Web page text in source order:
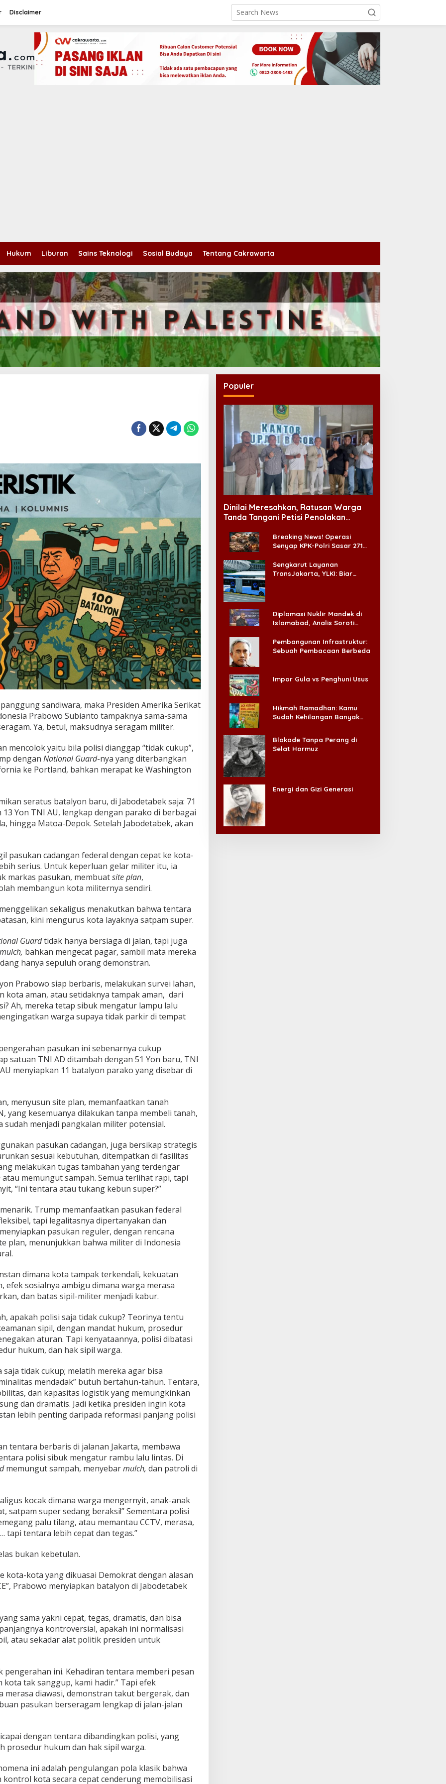
Disclaimer
Hukum Liburan Sains Teknologi Sosial Budaya Tentang Cakrawarta
sandiwara, maka Presiden Amerika Serikat
Prabowo Subianto tampaknya sama-sama
Ya, betul, maksudnya seragam militer.
mencolok yaitu bila polisi dianggap “tidak cukup”,
dengan National Guard-nya yang diterbangkan
ke Portland, bahkan merapat ke Washington
seratus batalyon baru, di Jabodetabek saja: 71
13 Yon TNI AU, lengkap dengan parako di berbagai
hingga Matoa-Depok. Setelah Jabodetabek, akan
pasukan cadangan federal dengan cepat ke kota-
serius. Untuk keperluan gelar militer itu, ia
markas pasukan, membuatsite plan,
membangun kota militernya sendiri.
sekaligus menakutkan bahwa tentara
kini mengurus kota layaknya satpam super.
Guardtidak hanya bersiaga di jalan, tapi juga
mulch, bahkan mengecat pagar, sambil mata mereka
hanya sepuluh orang demonstran.
Prabowo siap berbaris, melakukan survei lahan,
kota aman, atau setidaknya tampak aman, dari
Ah, mereka tetap sibuk mengatur lampu lalu
warga supaya tidak parkir di tempat
pasukan ini sebenarnya cukup
satuan TNI AD ditambah dengan 51 Yon baru, TNI
menyiapkan 11 batalyon parako yang disebar di
menyusun site plan, memanfaatkan tanah
yang kesemuanya dilakukan tanpa membeli tanah,
sudah menjadi pangkalan militer potensial.
pasukan cadangan, juga bersikap strategis
sesuai kebutuhan, ditempatkan di fasilitas
melakukan tugas tambahan yang terdengar
atau memungut sampah. Semua terlihat rapi, tapi
“Ini tentara atau tukang kebun super?”
Trump memanfaatkan pasukan federal
tapi legalitasnya dipertanyakan dan
pasukan reguler, dengan rencana
plan, menunjukkan bahwa militer di Indonesia
dimana kota tampak terkendali, kekuatan
efek sosialnya ambigu dimana warga merasa
dan batas sipil-militer menjadi kabur.
apakah polisi saja tidak cukup? Teorinya tentu
sipil, dengan mandat hukum, prosedur
aturan. Tapi kenyataannya, polisi dibatasi
hukum, dan hak sipil warga.
tidak cukup; melatih mereka agar bisa
mendadak” butuh bertahun-tahun. Tentara,
dan kapasitas logistik yang memungkinkan
dan dramatis. Jadi ketika presiden ingin kota
lebih penting daripada reformasi panjang polisi
tentara berbaris di jalanan Jakarta, membawa
polisi sibuk mengatur rambu lalu lintas. Di
memungut sampah, menyebarmulch, dan patroli di
kocak dimana warga mengernyit, anak-anak
satpam super sedang beraksi!” Sementara polisi
palu tilang, atau memantau CCTV, merasa,
tapi tentara lebih cepat dan tegas.”
bukan kebetulan.
kota-kota yang dikuasai Demokrat dengan alasan
Prabowo menyiapkan batalyon di Jabodetabek
sama yakni cepat, tegas, dramatis, dan bisa
kontroversial, apakah ini normalisasi
atau sekadar alat politik presiden untuk
pengerahan ini. Kehadiran tentara memberi pesan
tak sanggup, kami hadir.” Tapi efek
merasa diawasi, demonstran takut bergerak, dan
pasukan berseragam lengkap di jalan-jalan
dengan tentara dibandingkan polisi, yang
prosedur hukum dan hak sipil warga.
ini adalah pengulangan pola klasik bahwa
kota secara cepat cenderung memobilisasi
Populer
Dinilai Meresahkan, Ratusan Warga
Tanda Tangani Petisi Penolakan
Breaking News! Operasi
Senyap KPK-Polri Sasar 271
Ada ‘Badai Pemeriksaan’
Sengkarut Layanan
TransJakarta, YLKI: Biar
Diplomasi Nuklir Mandek di
Islamabad, Analis Soroti
Pembangunan Infrastruktur:
Sebuah Pembacaan Berbeda
Impor Gula vs Penghuni Usus
Hikmah Ramadhan: Kamu
Sudah Kehilangan Banyak
Blokade Tanpa Perang di
Selat Hormuz
Energi dan Gizi Generasi